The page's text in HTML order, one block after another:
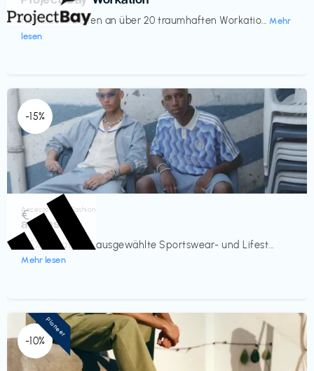
flexibles Arbeiten an über 20 traumhaften Workatio... Mehr
lesen
-15%
Accessoires & Fashion
adidas
-15% Rabatt auf ausgewählte Sportswear- und Lifest...
Mehr lesen
€‎
-10%
Pioneer